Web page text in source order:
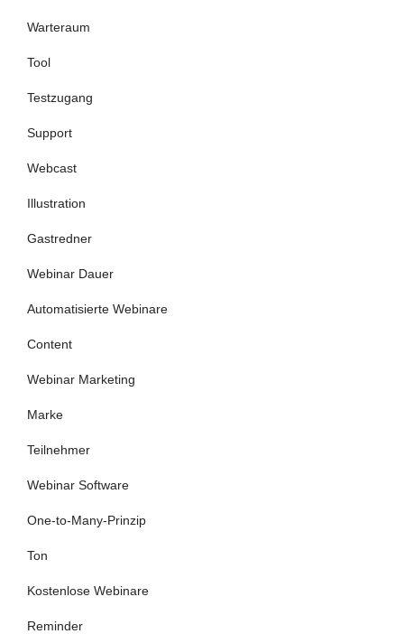
Warteraum
Tool
Testzugang
Support
Webcast
Illustration
Gastredner
Webinar Dauer
Automatisierte Webinare
Content
Webinar Marketing
Marke
Teilnehmer
Webinar Software
One-to-Many-Prinzip
Ton
Kostenlose Webinare
Reminder